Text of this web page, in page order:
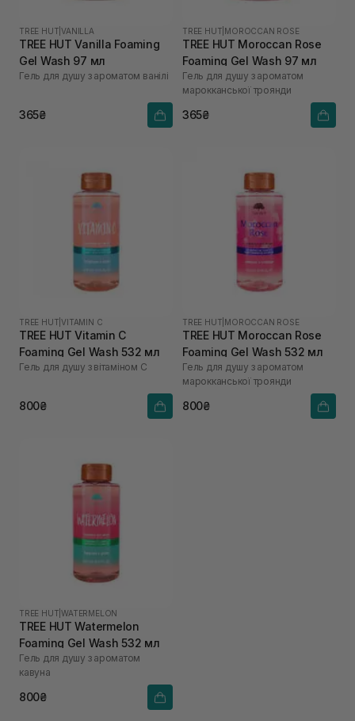
TREE HUT |VANILLA
TREE HUT Vanilla Foaming
Gel Wash 97 мл
Гель для душу з ароматом ванілі
365₴
TREE HUT MOROCCAN ROSE
TREE HUT Moroccan Rose
Foaming Gel Wash 97 мл
Гель для душу з ароматом
марокканської троянди
365₴
TREE HUT |VITAMIN C
TREE HUT Vitamin C
Foaming Gel Wash 532 мл
Гель для душу з вітаміном С
800₴
TREE HUT MOROCCAN ROSE
TREE HUT Moroccan Rose
Foaming Gel Wash 532 мл
Гель для душу з ароматом
марокканської троянди
800₴
TREE HUT |WATERMELON
TREE HUT Watermelon
Foaming Gel Wash 532 мл
Гель для душу з ароматом
кавуна
800₴